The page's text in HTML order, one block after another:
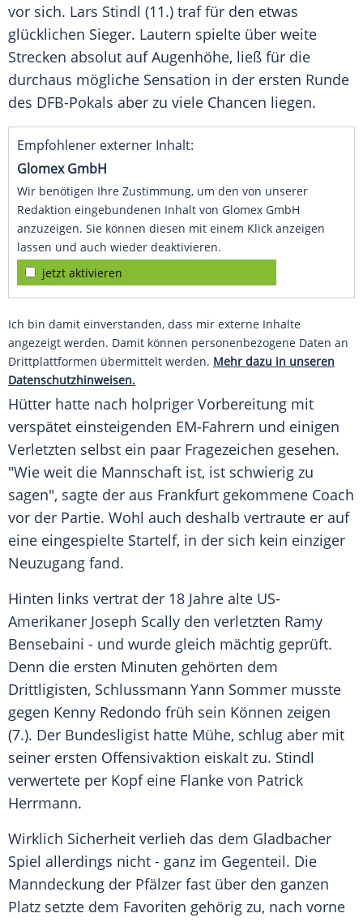
vor sich. Lars Stindl (11.) traf für den etwas
glücklichen Sieger. Lautern spielte über weite
Strecken absolut auf Augenhöhe, ließ für die
durchaus mögliche Sensation in der ersten Runde
des DFB-Pokals aber zu viele Chancen liegen.
Empfohlener externer Inhalt:
Glomex GmbH
Wir benötigen Ihre Zustimmung, um den von unserer
Redaktion eingebundenen Inhalt von Glomex GmbH
anzuzeigen. Sie können diesen mit einem Klick anzeigen
lassen und auch wieder deaktivieren.
jetzt aktivieren
Ich bin damit einverstanden, dass mir externe Inhalte
angezeigt werden. Damit können personenbezogene Daten an
Drittplattformen übermittelt werden. Mehr dazu in unseren
Datenschutzhinweisen.
Hütter hatte nach holpriger Vorbereitung mit
verspätet einsteigenden EM-Fahrern und einigen
Verletzten selbst ein paar Fragezeichen gesehen.
"Wie weit die Mannschaft ist, ist schwierig zu
sagen", sagte der aus Frankfurt gekommene Coach
vor der Partie. Wohl auch deshalb vertraute er auf
eine eingespielte Startelf, in der sich kein einziger
Neuzugang fand.
Hinten links vertrat der 18 Jahre alte US-
Amerikaner Joseph Scally den verletzten Ramy
Bensebaini - und wurde gleich mächtig geprüft.
Denn die ersten Minuten gehörten dem
Drittligisten, Schlussmann Yann Sommer musste
gegen Kenny Redondo früh sein Können zeigen
(7.). Der Bundesligist hatte Mühe, schlug aber mit
seiner ersten Offensivaktion eiskalt zu. Stindl
verwertete per Kopf eine Flanke von Patrick
Herrmann.
Wirklich Sicherheit verlieh das dem Gladbacher
Spiel allerdings nicht - ganz im Gegenteil. Die
Manndeckung der Pfälzer fast über den ganzen
Platz setzte dem Favoriten gehörig zu, nach vorne